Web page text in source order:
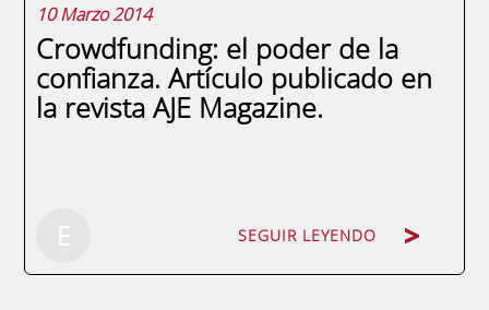
10 Marzo 2014
Crowdfunding: el poder de la
confianza. Artículo publicado en
la revista AJE Magazine.
E SEGUIR LEYENDO